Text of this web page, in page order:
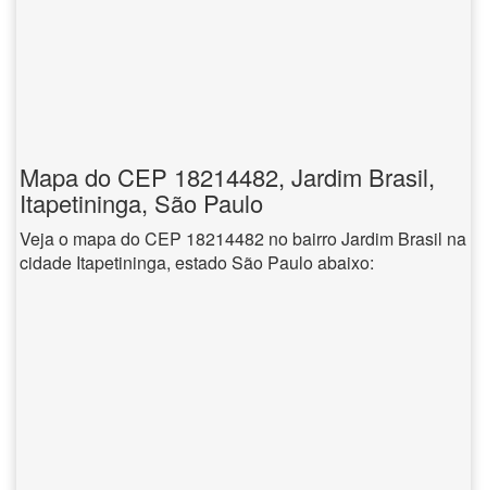
Mapa do CEP 18214482, Jardim Brasil,
Itapetininga, São Paulo
Veja o mapa do CEP 18214482 no bairro Jardim Brasil na
cidade Itapetininga, estado São Paulo abaixo: